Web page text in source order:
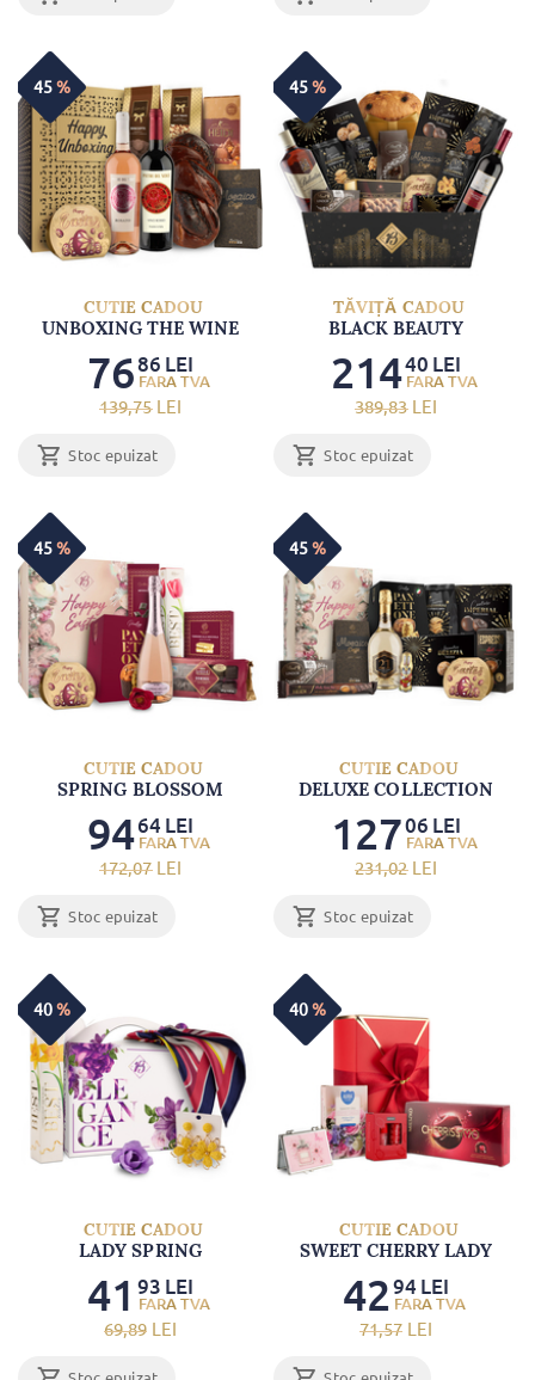
45%
CUTIE CADOU
UNBOXING THE WINE
139,75 LEI
7686 LEI
Stoc epuizat
45%
TĂVIȚĂ CADOU
BLACK BEAUTY
389,83 LEI
21440 LEI
Stoc epuizat
45%
CUTIE CADOU
SPRING BLOSSOM
172,07 LEI
9464 LEI
Stoc epuizat
45%
CUTIE CADOU
DELUXE COLLECTION
231,02 LEI
12706 LEI
Stoc epuizat
40%
CUTIE CADOU
LADY SPRING
69,89 LEI
41 93 LEI
40%
CUTIE CADOU
SWEET CHERRY LADY
71,57 LEI
4294 LEI